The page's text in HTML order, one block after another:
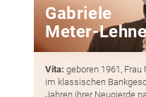
Gabriele
Meter-
Vita: geboren 1961,
im klassischen
Jahren ihrer Neugierde